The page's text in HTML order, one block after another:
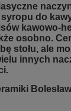
do
kawowo-
osobno.
stołu, ale
innych